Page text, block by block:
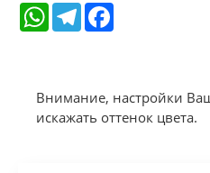
WhatsAppTelegram
Внимание, настройки
искажать оттенок цвета.